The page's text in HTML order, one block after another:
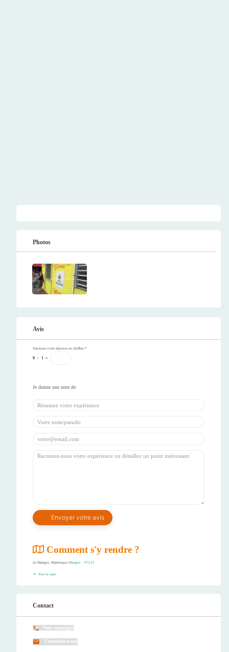
Photos
Avis
Saisissez votre réponse en chiffres *
8 − 1 =
Comment s'y rendre ?
Le Marigot, Martinique Marigot – 97225
Voir la carte
Contact
Non renseigné
Contactez-nous